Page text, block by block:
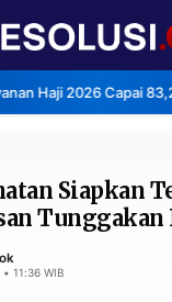
83,28%, Kategori
TENTANG
IKLAN
AKSARA
Siapkan
Tunggakan
11:36 WIB